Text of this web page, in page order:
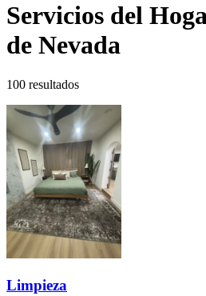
Servicios del
de Nevada
100 resultados
Limpieza